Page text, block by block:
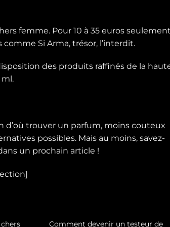
femme. Pour 10 à 35 euros
comme Si Arma, trésor, l’interdit.
des produits raffinés de la
ml.
d’où trouver un parfum, moins couteux
possibles. Mais au moins, savez-
un prochain article !
Comment devenir un testeur de